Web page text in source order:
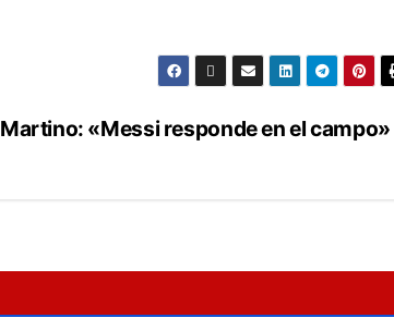
Martino: «Messi responde en el campo»